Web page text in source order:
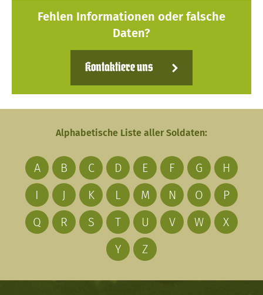
Fehlen Informationen oder falsche
Daten?
Kontaktiere uns
Alphabetische Liste aller Soldaten:
A B C D E F G
H
I
J K L M N O
P
Q
R S T U V W
X
Y
Z